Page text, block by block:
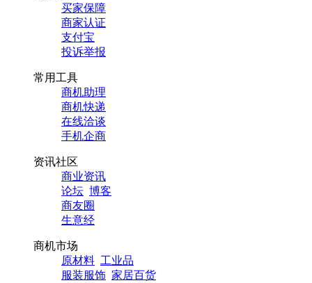
买家保障
商家认证
支付宝
投诉举报
常用工具
商机助理
商机快递
在线洽谈
手机企商
资讯社区
商业资讯
论坛 博客
商友圈
生意经
商机市场
原材料 工业品
服装服饰 家居百货